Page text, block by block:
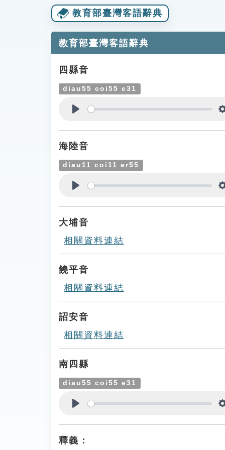
教育部臺灣客語辭典
教育部臺灣客語辭典
四縣音
diau55 coi55 e31
海陸音
diau11 coi11 er55
大埔音
相關資料連結
饒平音
相關資料連結
詔安音
相關資料連結
南四縣
diau55 coi55 e31
釋義：